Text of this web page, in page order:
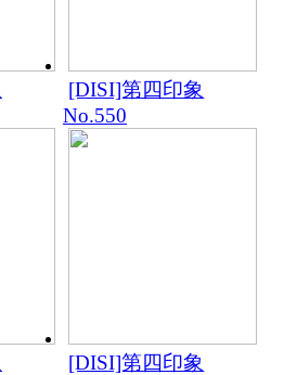
[DISI]第四印象
No.550
[DISI]第四印象